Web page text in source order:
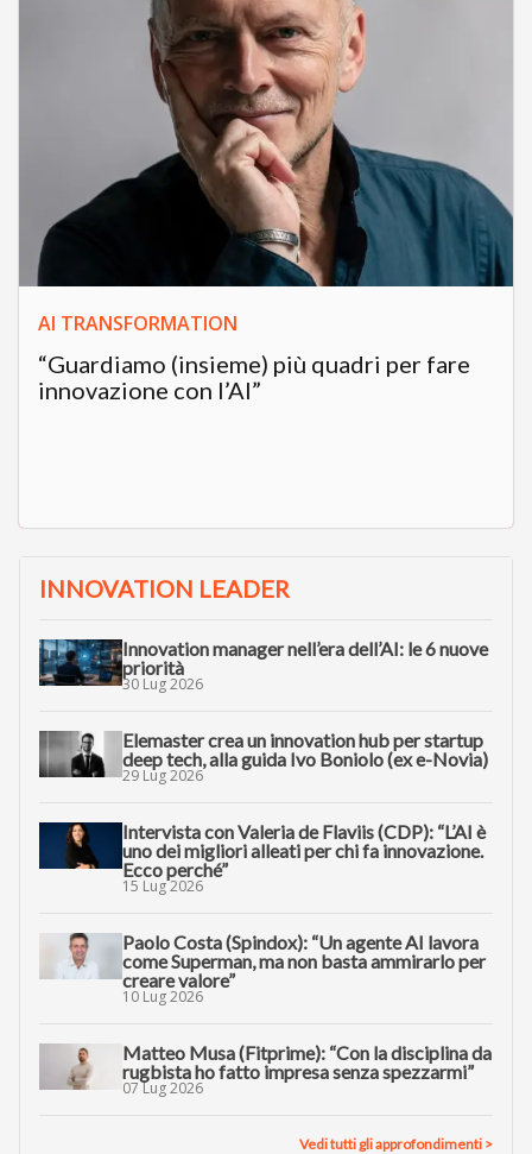
AI TRANSFORMATION
“Guardiamo (insieme) più quadri per fare
innovazione con l’AI”
INNOVATION LEADER
Innovation manager nell’era dell’AI: le 6 nuove
priorità
30 Lug 2026
Elemaster crea un innovation hub per startup
deep tech, alla guida Ivo Boniolo (ex e-Novia)
29 Lug 2026
Intervista con Valeria de Flaviis (CDP): “L’AI è
uno dei migliori alleati per chi fa innovazione.
Ecco perché”
15 Lug 2026
Paolo Costa (Spindox): “Un agente AI lavora
come Superman, ma non basta ammirarlo per
creare valore”
10 Lug 2026
Matteo Musa (Fitprime): “Con la disciplina da
rugbista ho fatto impresa senza spezzarmi”
07 Lug 2026
Vedi tutti gli approfondimenti >